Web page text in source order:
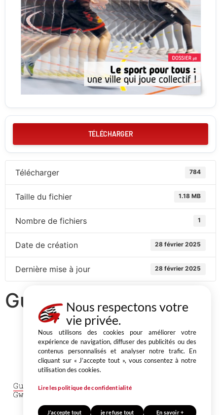
TÉLÉCHARGER
Télécharger 784
Taille du fichier 1.18 MB
Nombre de fichiers 1
Date de création 28 février 2025
Dernière mise à jour 28 février 2025
Guingamp mag N°66
Partager
BP 50 543 22205 Guingamp cedex
CONTACT
Nous respectons votre
vie privée.
Nous utilisons des cookies pour améliorer votre
expérience de navigation, diffuser des publicités ou des
contenus personnalisés et analyser notre trafic. En
cliquant sur « J’accepte tout », vous consentez à notre
utilisation des cookies.
Lire les politique de confidentialité
J’accepte tout je refuse tout En savoir +